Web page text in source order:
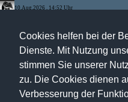
Cookies helfen bei der
Dienste. Mit Nutzung
stimmen Sie unserer
zu. Die Cookies dienen
Verbesserung der
10.Aug.2026 , 14:52 Uhr